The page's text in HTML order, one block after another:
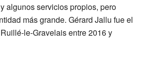
algunos servicios propios, pero
más grande. Gérard Jallu fue el
le-Gravelais entre 2016 y